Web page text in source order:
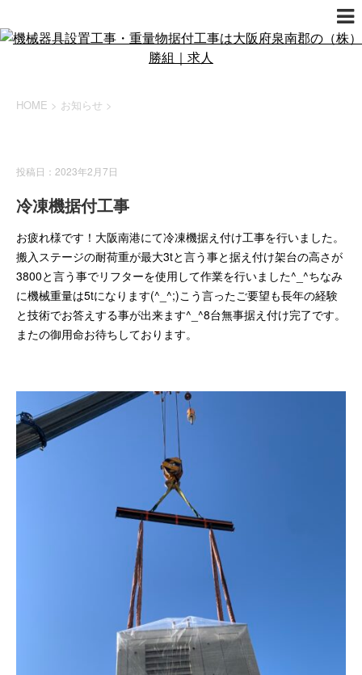
HOME > お知らせ >
投稿日：2023年2月7日
冷凍機据付工事
お疲れ様です！大阪南港にて冷凍機据え付け工事を行いました。
搬入ステージの耐荷重が最大3tと言う事と据え付け架台の高さが
3800と言う事でリフターを使用して作業を行いました^_^ちなみ
に機械重量は5tになります(^_^;)こう言ったご要望も長年の経験
と技術でお答えする事が出来ます^_^8台無事据え付け完了です。
またの御用命お待ちしております。